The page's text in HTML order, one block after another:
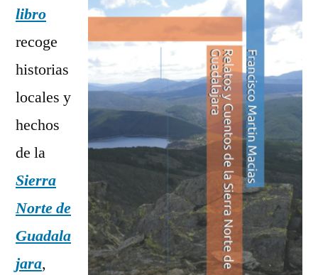
de
Sierra
Norte
de
Guadalajara
libro
recoge
historias
locales y
hechos
de la
Sierra
Norte de
Guadala
jara,